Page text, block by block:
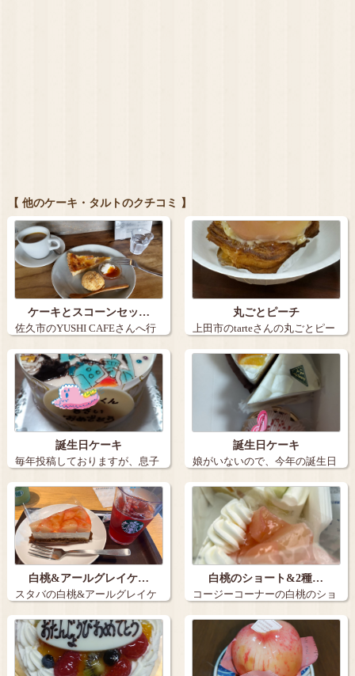
【 他のケーキ・タルトのクチコミ 】
ケーキとスコーンセッ…
佐久市のYUSHI CAFEさんへ行
きま…
丸ごとピーチ
上田市のtarteさんの丸ごとピー
チ。９…
誕生日ケーキ
毎年投稿しておりますが、息子
の誕生日ケー…
誕生日ケーキ
娘がいないので、今年の誕生日
ケーキは３個…
白桃&アールグレイケ…
スタバの白桃&アールグレイケ
ーキとアイス…
白桃のショート&2種…
コージーコーナーの白桃のショ
ートと2種の…